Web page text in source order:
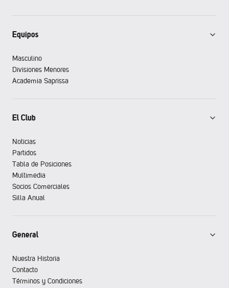
Equipos
Masculino
Divisiones Menores
Academia Saprissa
El Club
Noticias
Partidos
Tabla de Posiciones
Multimedia
Socios Comerciales
Silla Anual
General
Nuestra Historia
Contacto
Términos y Condiciones